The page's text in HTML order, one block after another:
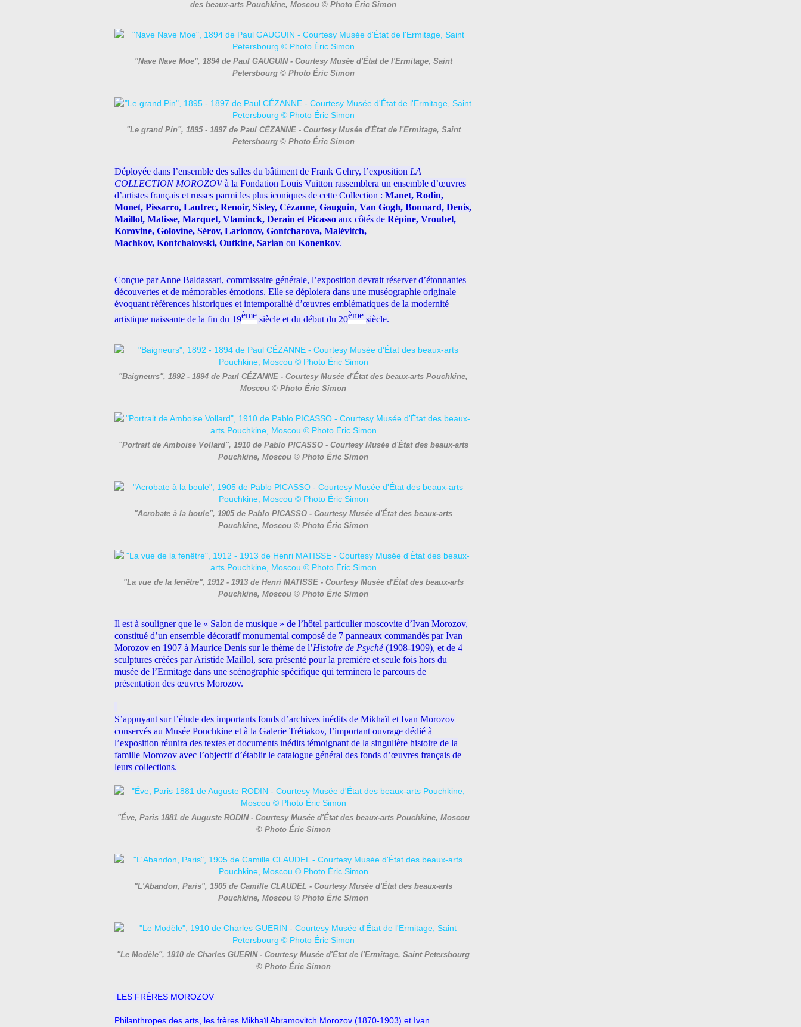
des beaux-arts Pouchkine, Moscou © Photo Éric Simon
"Nave Nave Moe", 1894 de Paul GAUGUIN - Courtesy Musée d'État de l'Ermitage, Saint
Petersbourg © Photo Éric Simon
"Le grand Pin", 1895 - 1897 de Paul CÉZANNE - Courtesy Musée d'État de l'Ermitage, Saint
Petersbourg © Photo Éric Simon
Déployée dans l’ensemble des salles du bâtiment de Frank Gehry, l’exposition LA
COLLECTION MOROZOV à la Fondation Louis Vuitton rassemblera un ensemble d’œuvres
d’artistes français et russes parmi les plus iconiques de cette Collection : Manet, Rodin,
Monet, Pissarro, Lautrec, Renoir, Sisley, Cézanne, Gauguin, Van Gogh, Bonnard, Denis,
Maillol, Matisse, Marquet, Vlaminck, Derain et Picasso aux côtés de Répine, Vroubel,
Korovine, Golovine, Sérov, Larionov, Gontcharova, Malévitch,
Machkov, Kontchalovski, Outkine, Sarian ou Konenkov.
Conçue par Anne Baldassari, commissaire générale, l’exposition devrait réserver d’étonnantes
découvertes et de mémorables émotions. Elle se déploiera dans une muséographie originale
évoquant références historiques et intemporalité d’œuvres emblématiques de la modernité
artistique naissante de la fin du 19ème siècle et du début du 20ème siècle.
"Baigneurs", 1892 - 1894 de Paul CÉZANNE - Courtesy Musée d'État des beaux-arts Pouchkine,
Moscou © Photo Éric Simon
"Portrait de Amboise Vollard", 1910 de Pablo PICASSO - Courtesy Musée d'État des beaux-arts
Pouchkine, Moscou © Photo Éric Simon
"Acrobate à la boule", 1905 de Pablo PICASSO - Courtesy Musée d'État des beaux-arts
Pouchkine, Moscou © Photo Éric Simon
"La vue de la fenêtre", 1912 - 1913 de Henri MATISSE - Courtesy Musée d'État des beaux-arts
Pouchkine, Moscou © Photo Éric Simon
Il est à souligner que le « Salon de musique » de l’hôtel particulier moscovite d’Ivan Morozov,
constitué d’un ensemble décoratif monumental composé de 7 panneaux commandés par Ivan
Morozov en 1907 à Maurice Denis sur le thème de l’Histoire de Psyché(1908-1909), et de 4
sculptures créées par Aristide Maillol, sera présenté pour la première et seule fois hors du
musée de l’Ermitage dans une scénographie spécifique qui terminera le parcours de
présentation des œuvres Morozov.
S’appuyant sur l’étude des importants fonds d’archives inédits de Mikhaïl et Ivan Morozov
conservés au Musée Pouchkine et à la Galerie Trétiakov, l’important ouvrage dédié à
l’exposition réunira des textes et documents inédits témoignant de la singulière histoire de la
famille Morozov avec l’objectif d’établir le catalogue général des fonds d’œuvres français de
leurs collections.
"Éve, Paris 1881 de Auguste RODIN - Courtesy Musée d'État des beaux-arts Pouchkine, Moscou
© Photo Éric Simon
"L'Abandon, Paris", 1905 de Camille CLAUDEL - Courtesy Musée d'État des beaux-arts
Pouchkine, Moscou © Photo Éric Simon
"Le Modèle", 1910 de Charles GUERIN - Courtesy Musée d'État de l'Ermitage, Saint Petersbourg
© Photo Éric Simon
LES FRÈRES MOROZOV
Philanthropes des arts, les frères Mikhaïl Abramovitch Morozov (1870-1903) et Ivan